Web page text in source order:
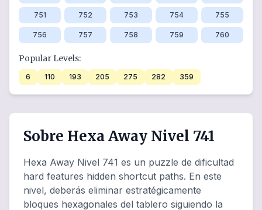
751 752 753 754 755
756 757 758 759 760
Popular Levels:
6 110 193 205 275 282 359
Sobre Hexa Away Nivel 741
Hexa Away Nivel 741 es un puzzle de dificultad
hard features hidden shortcut paths. En este
nivel, deberás eliminar estratégicamente
bloques hexagonales del tablero siguiendo la